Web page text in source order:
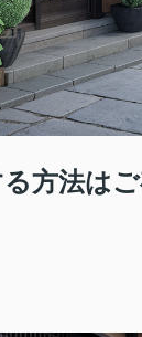
方法は